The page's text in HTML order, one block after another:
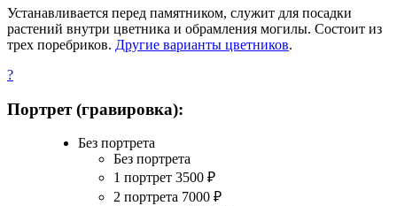
Устанавливается перед памятником, служит для посадки
растений внутри цветника и обрамления могилы. Состоит из
трех поребриков. Другие варианты цветников.
?
Портрет (гравировка):
Без портрета
Без портрета
1 портрет 3500 ₽
2 портрета 7000 ₽